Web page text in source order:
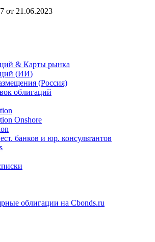
от 21.06.2023
& Карты рынка
(ИИ)
(Россия)
облигаций
Onshore
банков и юр. консультантов
облигации на Cbonds.ru